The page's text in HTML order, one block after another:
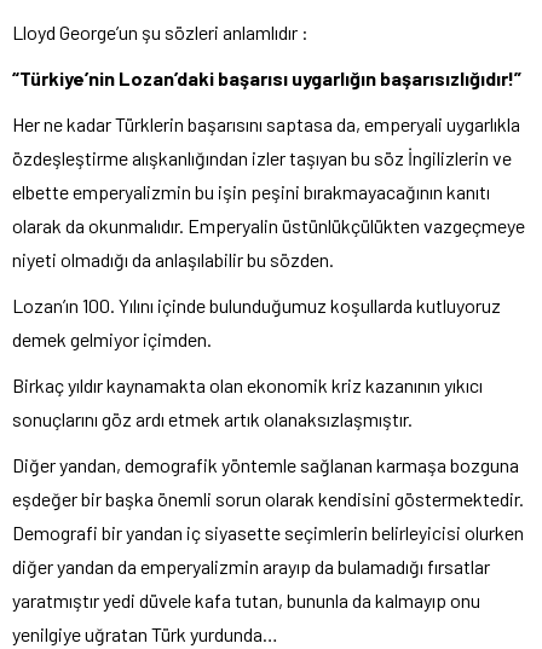
Lloyd George’un şu sözleri anlamlıdır :
“Türkiye’nin Lozan’daki başarısı uygarlığın başarısızlığıdır!”
Her ne kadar Türklerin başarısını saptasa da, emperyali uygarlıkla
özdeşleştirme alışkanlığından izler taşıyan bu söz İngilizlerin ve
elbette emperyalizmin bu işin peşini bırakmayacağının kanıtı
olarak da okunmalıdır. Emperyalin üstünlükçülükten vazgeçmeye
niyeti olmadığı da anlaşılabilir bu sözden.
Lozan’ın 100. Yılını içinde bulunduğumuz koşullarda kutluyoruz
demek gelmiyor içimden.
Birkaç yıldır kaynamakta olan ekonomik kriz kazanının yıkıcı
sonuçlarını göz ardı etmek artık olanaksızlaşmıştır.
Diğer yandan, demografik yöntemle sağlanan karmaşa bozguna
eşdeğer bir başka önemli sorun olarak kendisini göstermektedir.
Demografi bir yandan iç siyasette seçimlerin belirleyicisi olurken
diğer yandan da emperyalizmin arayıp da bulamadığı fırsatlar
yaratmıştır yedi düvele kafa tutan, bununla da kalmayıp onu
yenilgiye uğratan Türk yurdunda…